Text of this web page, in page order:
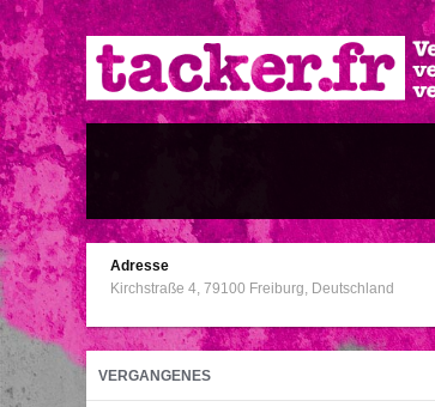
Direkt
zum
Inhalt
Adresse
Kirchstraße 4 79100 Freiburg Deutschland
VERGANGENES